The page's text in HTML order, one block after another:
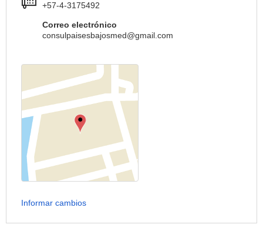
+57-4-3175492
Correo electrónico
consulpaisesbajosmed@gmail.com
Informar cambios